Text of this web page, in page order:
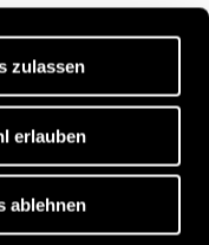
zulassen
erlauben
ablehnen
de